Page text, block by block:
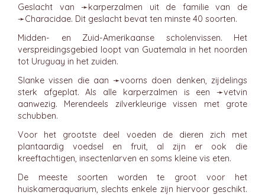
Geslacht van ➛karperzalmen uit de familie van de
➛Characidae. Dit geslacht bevat ten minste 40 soorten.
Midden- en Zuid-Amerikaanse scholenvissen. Het
verspreidingsgebied loopt van Guatemala in het noorden
tot Uruguay in het zuiden.
Slanke vissen die aan ➛voorns doen denken, zijdelings
sterk afgeplat. Als alle karperzalmen is een ➛vetvin
aanwezig. Merendeels zilverkleurige vissen met grote
schubben.
Voor het grootste deel voeden de dieren zich met
plantaardig voedsel en fruit, al zijn er ook die
kreeftachtigen, insectenlarven en soms kleine vis eten.
De meeste soorten worden te groot voor het
huiskameraquarium, slechts enkele zijn hiervoor geschikt.